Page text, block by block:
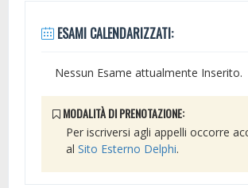
ESAMI CALENDARIZZATI:
Nessun Esame attualmente Inserito.
MODALITÀ DI PRENOTAZIONE:
Per iscriversi agli appelli occorre
al Sito Esterno Delphi.